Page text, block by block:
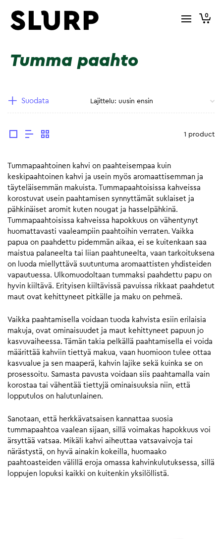
0
Tumma paahto
Suodata
1 product
Tummapaahtoinen kahvi on paahteisempaa kuin
keskipaahtoinen kahvi ja usein myös aromaattisemman ja
täyteläisemmän makuista. Tummapaahtoisissa kahveissa
korostuvat usein paahtamisen synnyttämät suklaiset ja
pähkinäiset aromit kuten nougat ja hasselpähkinä.
Tummapaahtoisissa kahveissa hapokkuus on vähentynyt
huomattavasti vaaleampiin paahtoihin verraten. Vaikka
papua on paahdettu pidemmän aikaa, ei se kuitenkaan saa
maistua palaneelta tai liian paahtuneelta, vaan tarkoituksena
on luoda miellyttävä suutuntuma aromaattisten yhdisteiden
vapautuessa. Ulkomuodoltaan tummaksi paahdettu papu on
hyvin kiiltävä. Erityisen kiiltävissä pavuissa rikkaat paahdetut
maut ovat kehittyneet pitkälle ja maku on pehmeä.
Vaikka paahtamisella voidaan tuoda kahvista esiin erilaisia
makuja, ovat ominaisuudet ja maut kehittyneet papuun jo
kasvuvaiheessa. Tämän takia pelkällä paahtamisella ei voida
määrittää kahviin tiettyä makua, vaan huomioon tulee ottaa
kasvualue ja sen maaperä, kahvin lajike sekä kuinka se on
prosessoitu. Samasta pavusta voidaan siis paahtamalla vain
korostaa tai vähentää tiettyjä ominaisuuksia niin, että
lopputulos on halutunlainen.
Sanotaan, että herkkävatsaisen kannattaa suosia
tummapaahtoa vaalean sijaan, sillä voimakas hapokkuus voi
ärsyttää vatsaa. Mikäli kahvi aiheuttaa vatsavaivoja tai
närästystä, on hyvä ainakin kokeilla, huomaako
paahtoasteiden välillä eroja omassa kahvinkulutuksessa, sillä
loppujen lopuksi kaikki on kuitenkin yksilöllistä.